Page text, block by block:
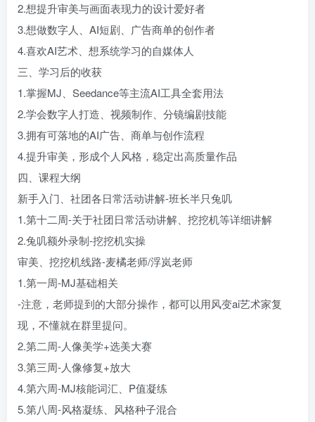
2.想提升审美与画面表现力的设计爱好者
3.想做数字人、AI短剧、广告商单的创作者
4.喜欢AI艺术、想系统学习的自媒体人
三、学习后的收获
1.掌握MJ、Seedance等主流AI工具全套用法
2.学会数字人打造、视频制作、分镜编剧技能
3.拥有可落地的AI广告、商单与创作流程
4.提升审美，形成个人风格，稳定出高质量作品
四、课程大纲
新手入门、社团各日常活动讲解-班长半只兔叽
1.第十二周-关于社团日常活动讲解、挖挖机等详细讲解
2.兔叽额外录制-挖挖机实操
审美、挖挖机线路-麦橘老师/浮岚老师
1.第一周-MJ基础相关
-注意，老师提到的大部分操作，都可以用风变ai艺术家复
现，不懂就在群里提问。
2.第二周-人像美学+选美大赛
3.第三周-人像修复+放大
4.第六周-MJ核能词汇、P值凝练
5.第八周-风格凝练、风格种子混合